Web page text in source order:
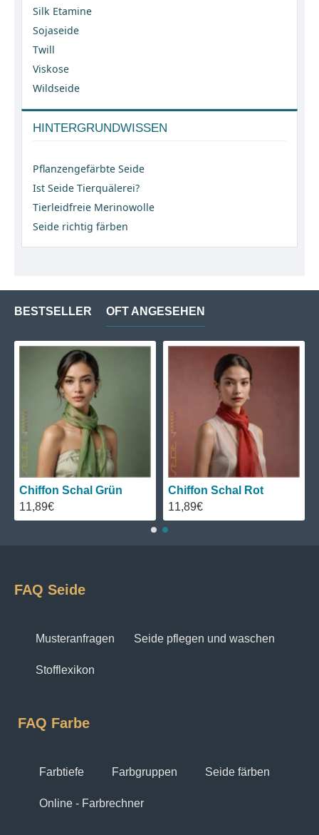
Silk Etamine
Sojaseide
Twill
Viskose
Wildseide
HINTERGRUNDWISSEN
Pflanzengefärbte Seide
Ist Seide Tierquälerei?
Tierleidfreie Merinowolle
Seide richtig färben
BESTSELLER OFT ANGESEHEN
Chiffon Schal Grün
11,89€
Chiffon Schal Rot
11,89€
FAQ Seide
Musteranfragen Seide pflegen und waschen
Stofflexikon
FAQ Farbe
Farbtiefe Farbgruppen Seide färben
Online - Farbrechner